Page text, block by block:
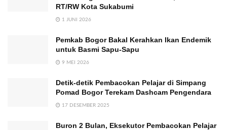
RT/RW Kota Sukabumi
1 JUNI 2026
Pemkab Bogor Bakal Kerahkan Ikan Endemik
untuk Basmi Sapu-Sapu
9 MEI 2026
Detik-detik Pembacokan Pelajar di Simpang
Pomad Bogor Terekam Dashcam Pengendara
17 DESEMBER 2025
Buron 2 Bulan, Eksekutor Pembacokan Pelajar